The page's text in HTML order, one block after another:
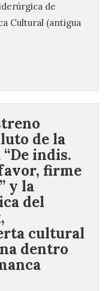
de
Cultural (antigua
de la
indis.
firme
y la
del
cultural
dentro